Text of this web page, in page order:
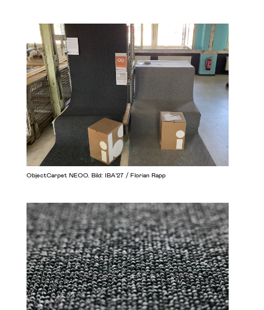
ObjectCarpet NEOO. Bild: IBA’27 / Florian Rapp